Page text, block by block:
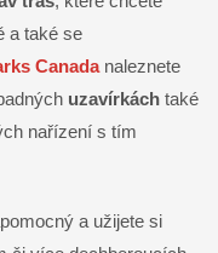
a také se
Canada naleznete
uzavírkách také
nařízení s tím
a užijete si